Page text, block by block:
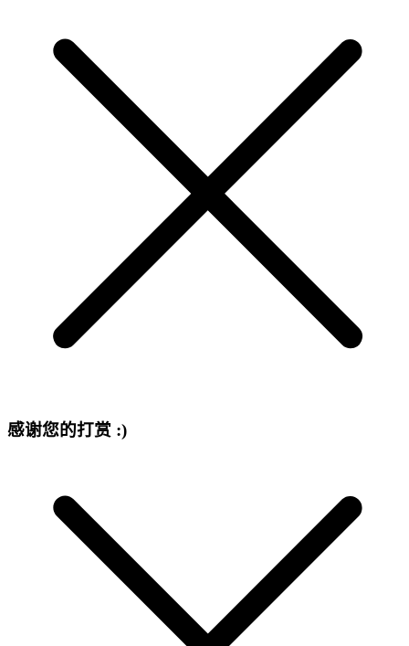
感谢您的打赏 :)